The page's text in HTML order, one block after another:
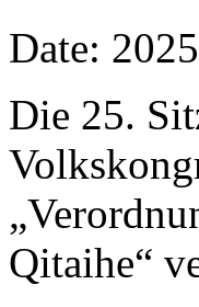
Date:
Die 25.
Qitaihe“